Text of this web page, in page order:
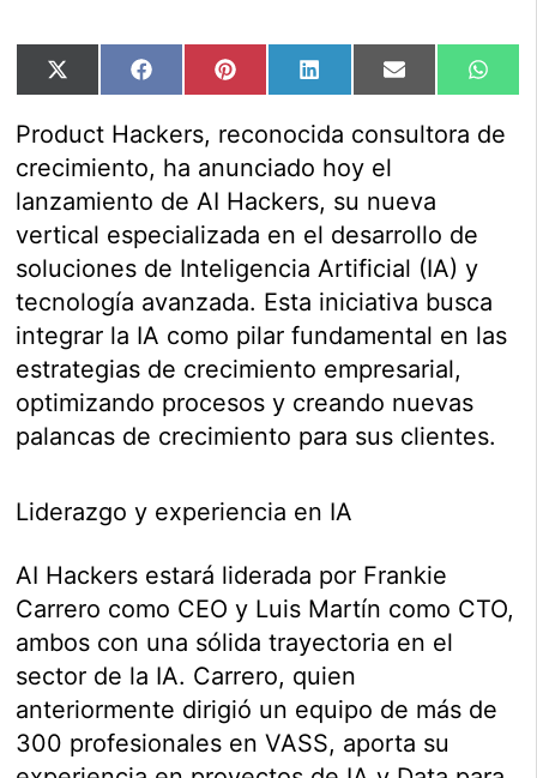
Compartir
en
X
Compartir
en
FacebookCompartir
en
PinterestCompartir
en
LinkedInCompartir
en
Email
en
Product Hackers, reconocida consultora de
crecimiento, ha anunciado hoy el
lanzamiento de AI Hackers, su nueva
vertical especializada en el desarrollo de
soluciones de Inteligencia Artificial (IA) y
tecnología avanzada. Esta iniciativa busca
integrar la IA como pilar fundamental en las
estrategias de crecimiento empresarial,
optimizando procesos y creando nuevas
palancas de crecimiento para sus clientes.
Liderazgo y experiencia en IA
AI Hackers estará liderada por Frankie
Carrero como CEO y Luis Martín como CTO,
ambos con una sólida trayectoria en el
sector de la IA. Carrero, quien
anteriormente dirigió un equipo de más de
300 profesionales en VASS, aporta su